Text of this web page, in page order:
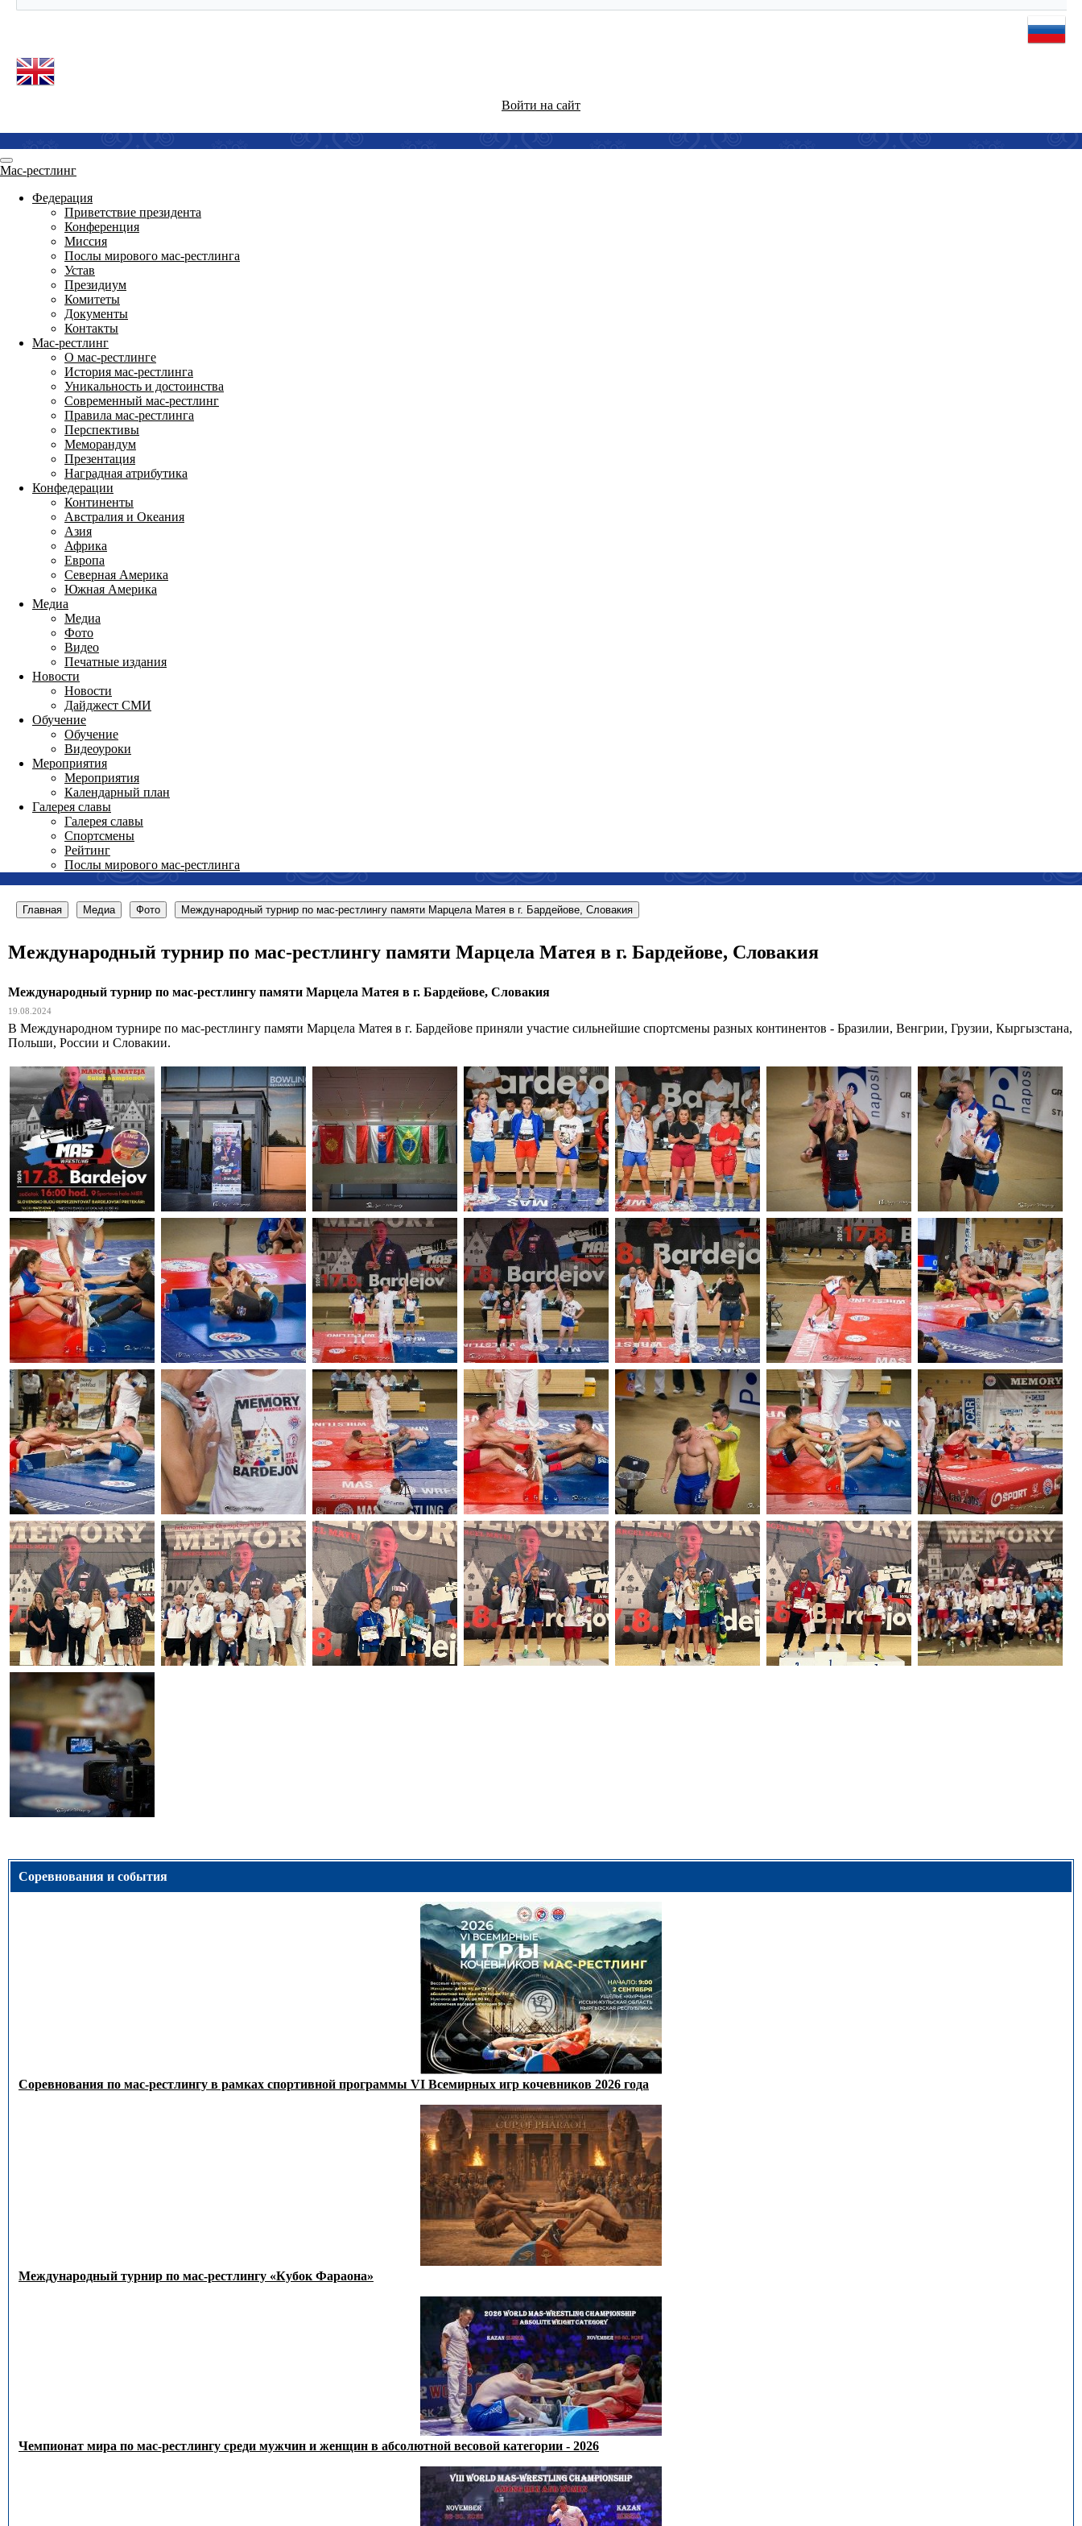
Войти на сайт
Мас-рестлинг
Федерация
Приветствие президента
Конференция
Миссия
Послы мирового мас-рестлинга
Устав
Президиум
Комитеты
Документы
Контакты
Мас-рестлинг
О мас-рестлинге
История мас-рестлинга
Уникальность и достоинства
Современный мас-рестлинг
Правила мас-рестлинга
Перспективы
Меморандум
Презентация
Наградная атрибутика
Конфедерации
Континенты
Австралия и Океания
Азия
Африка
Европа
Северная Америка
Южная Америка
Медиа
Медиа
Фото
Видео
Печатные издания
Новости
Новости
Дайджест СМИ
Обучение
Обучение
Видеоуроки
Мероприятия
Мероприятия
Календарный план
Галерея славы
Галерея славы
Спортсмены
Рейтинг
Послы мирового мас-рестлинга
Главная Медиа Фото Международный турнир по мас-рестлингу памяти Марцела Матея в г. Бардейове, Словакия
Международный турнир по мас-рестлингу памяти Марцела Матея в г. Бардейове, Словакия
Международный турнир по мас-рестлингу памяти Марцела Матея в г. Бардейове, Словакия
19.08.2024
В Международном турнире по мас-рестлингу памяти Марцела Матея в г. Бардейове приняли участие сильнейшие спортсмены разных континентов - Бразилии, Венгрии, Грузии, Кыргызстана,
Польши, России и Словакии.
Соревнования и события
Соревнования по мас-рестлингу в рамках спортивной программы VI Всемирных игр кочевников 2026 года
Международный турнир по мас-рестлингу «Кубок Фараона»
Чемпионат мира по мас-рестлингу среди мужчин и женщин в абсолютной весовой категории - 2026